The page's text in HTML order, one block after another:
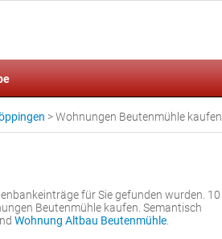
>Wohnungen Beutenmühle kaufen
für Sie gefunden wurden. 10
Beutenmühle kaufen. Semantisch
Wohnung Altbau Beutenmühle